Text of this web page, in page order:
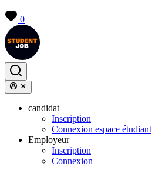
0
candidat
Inscription
Connexion espace étudiant
Employeur
Inscription
Connexion